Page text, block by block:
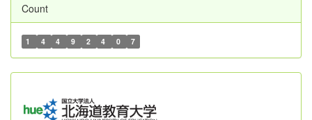
Count
1 4 4 9 2 4 0 7